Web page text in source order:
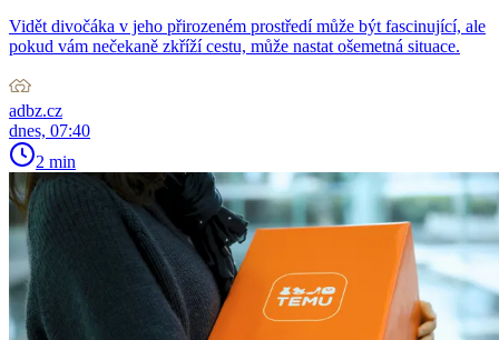
Vidět divočáka v jeho přirozeném prostředí může být fascinující, ale
pokud vám nečekaně zkříží cestu, může nastat ošemetná situace.
adbz.cz
dnes, 07:40
2 min